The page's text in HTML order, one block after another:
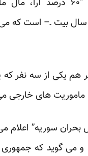
یکی از دکترهای مقیم درگاه که ضمنا شوهر داماد “سلطان علی”
بیت ـ– است که می
یکی از سه نفر که
ماموریت های خارجی
سوریه” اعلام
و می گوید که جمهوری